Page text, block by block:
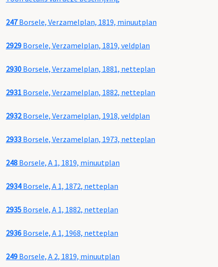
247Borsele, Verzamelplan, 1819, minuutplan
2929 Borsele, Verzamelplan, 1819, veldplan
2930 Borsele, Verzamelplan, 1881, netteplan
2931 Borsele, Verzamelplan, 1882, netteplan
2932Borsele, Verzamelplan, 1918, veldplan
2933 Borsele, Verzamelplan, 1973, netteplan
248 Borsele, A 1, 1819, minuutplan
2934Borsele, A 1, 1872, netteplan
2935 Borsele, A 1, 1882, netteplan
2936 Borsele, A 1, 1968, netteplan
249 Borsele, A 2, 1819, minuutplan